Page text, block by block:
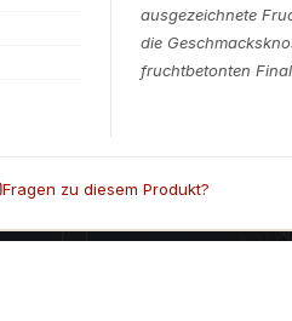
ausgezeichnete
die
fruchtbetonten
Fragen zu diesem Produkt?